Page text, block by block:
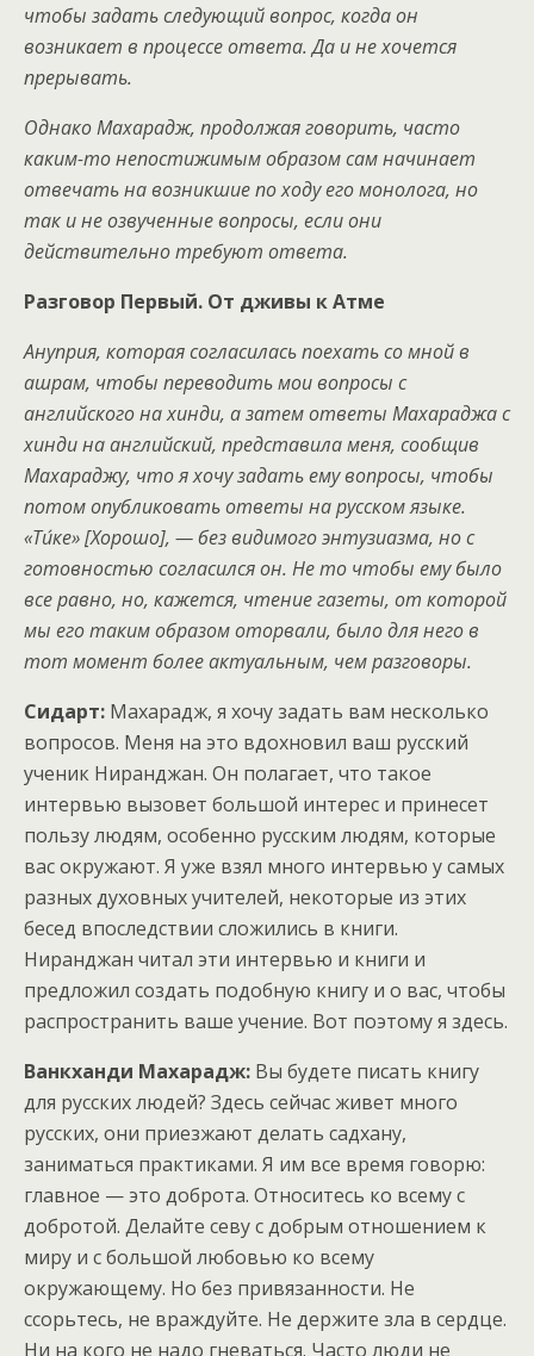
чтобы задать следующий вопрос, когда он
возникает в процессе ответа. Да и не хочется
прерывать.
Однако Махарадж, продолжая говорить, часто
каким-то непостижимым образом сам начинает
отвечать на возникшие по ходу его монолога, но
так и не озвученные вопросы, если они
действительно требуют ответа.
Разговор Первый. От дживы к Атме
Ануприя, которая согласилась поехать со мной в
ашрам, чтобы переводить мои вопросы с
английского на хинди, а затем ответы Махараджа с
хинди на английский, представила меня, сообщив
Махараджу, что я хочу задать ему вопросы, чтобы
потом опубликовать ответы на русском языке.
«Ти́ке» [Хорошо], — без видимого энтузиазма, но с
готовностью согласился он. Не то чтобы ему было
все равно, но, кажется, чтение газеты, от которой
мы его таким образом оторвали, было для него в
тот момент более актуальным, чем разговоры.
Сидарт: Махарадж, я хочу задать вам несколько
вопросов. Меня на это вдохновил ваш русский
ученик Ниранджан. Он полагает, что такое
интервью вызовет большой интерес и принесет
пользу людям, особенно русским людям, которые
вас окружают. Я уже взял много интервью у самых
разных духовных учителей, некоторые из этих
бесед впоследствии сложились в книги.
Ниранджан читал эти интервью и книги и
предложил создать подобную книгу и о вас, чтобы
распространить ваше учение. Вот поэтому я здесь.
Ванкханди Махарадж: Вы будете писать книгу
для русских людей? Здесь сейчас живет много
русских, они приезжают делать садхану,
заниматься практиками. Я им все время говорю:
главное — это доброта. Относитесь ко всему с
добротой. Делайте севу с добрым отношением к
миру и с большой любовью ко всему
окружающему. Но без привязанности. Не
ссорьтесь, не враждуйте. Не держите зла в сердце.
Ни на кого не надо гневаться. Часто люди не